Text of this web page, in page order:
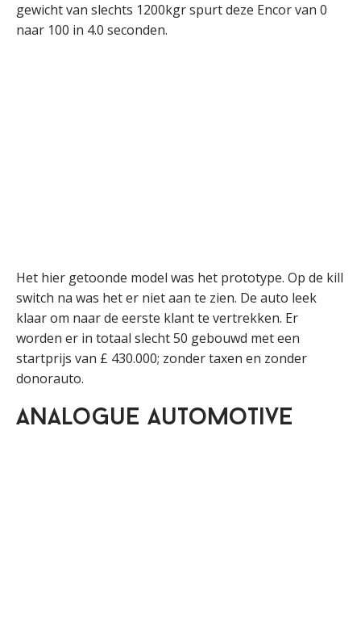
gewicht van slechts 1200kgr spurt deze Encor van 0
naar 100 in 4.0 seconden.
Het hier getoonde model was het prototype. Op de kill
switch na was het er niet aan te zien. De auto leek
klaar om naar de eerste klant te vertrekken. Er
worden er in totaal slecht 50 gebouwd met een
startprijs van £ 430.000; zonder taxen en zonder
donorauto.
Analogue Automotive